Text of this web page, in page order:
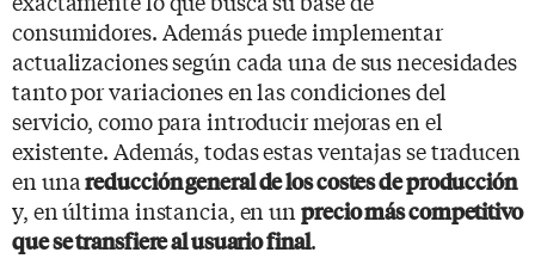
consumidores. Además puede implementar
actualizaciones según cada una de sus necesidades
tanto por variaciones en las condiciones del
servicio, como para introducir mejoras en el
existente. Además, todas estas ventajas se traducen
en unareducción general de los costes de producción
y, en última instancia, en un precio más competitivo
que se transfiere al usuario final.